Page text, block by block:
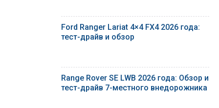
Ford Ranger Lariat 4×4 FX4 2026 года:
тест-драйв и обзор
Range Rover SE LWB 2026 года: Обзор и
тест-драйв 7-местного внедорожника